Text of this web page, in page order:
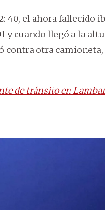
40, el ahora fallecido
y cuando llegó a la
contra otra
de tránsito en